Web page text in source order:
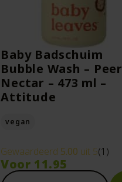
Baby Badschuim
Bubble Wash – Peer
Nectar – 473 ml –
Attitude
vegan
Gewaardeerd 5.00 uit 5(1)
Voor 11.95